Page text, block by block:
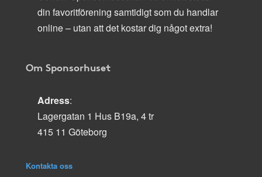
din favoritförening samtidigt som du handlar
online – utan att det kostar dig något extra!
Om Sponsorhuset
Adress:
Lagergatan 1 Hus B19a, 4 tr
415 11 Göteborg
Kontakta oss